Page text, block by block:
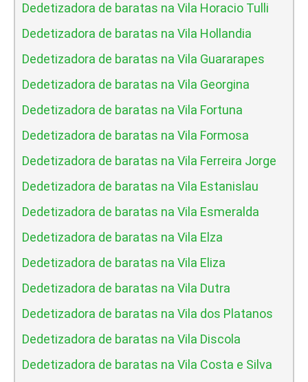
Dedetizadora de baratas na Vila Horacio Tulli
Dedetizadora de baratas na Vila Hollandia
Dedetizadora de baratas na Vila Guararapes
Dedetizadora de baratas na Vila Georgina
Dedetizadora de baratas na Vila Fortuna
Dedetizadora de baratas na Vila Formosa
Dedetizadora de baratas na Vila Ferreira Jorge
Dedetizadora de baratas na Vila Estanislau
Dedetizadora de baratas na Vila Esmeralda
Dedetizadora de baratas na Vila Elza
Dedetizadora de baratas na Vila Eliza
Dedetizadora de baratas na Vila Dutra
Dedetizadora de baratas na Vila dos Platanos
Dedetizadora de baratas na Vila Discola
Dedetizadora de baratas na Vila Costa e Silva